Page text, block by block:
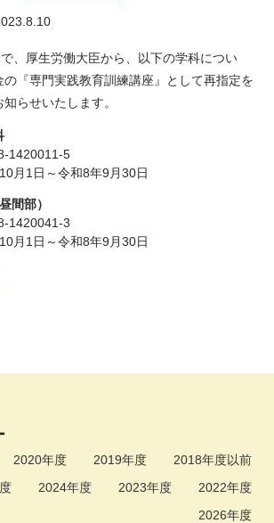
、厚生労働大臣から、以下の学科につい
の『専門実践教育訓練講座』として再指定を
らせいたします。
1420011-5
月1日～令和8年9月30日
間部）
1420041-3
月1日～令和8年9月30日
2018年度以前
2019年度
2020年度
2022年度
2023年度
2024年度
2026年度